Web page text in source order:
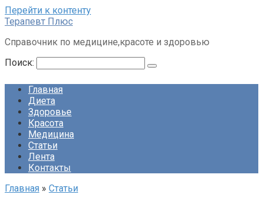
Перейти к контенту
Терапевт Плюс
Справочник по медицине,красоте и здоровью
Поиск:
Главная
Диета
Здоровье
Красота
Медицина
Статьи
Лента
Контакты
Главная » Статьи